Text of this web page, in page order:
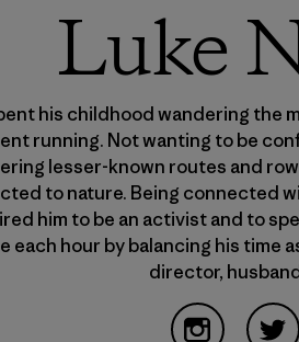
Luke
his childhood wandering the
running. Not wanting to be
lesser-known routes and
to nature. Being connected
him to be an activist and to
each hour by balancing his time
director,